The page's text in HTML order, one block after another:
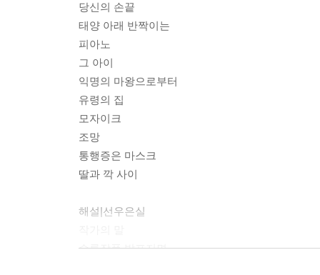
당신의 손끝
태양 아래 반짝이는
피아노
그 아이
익명의 마왕으로부터
유령의 집
모자이크
조망
통행증은 마스크
딸과 깍 사이
해설|선우은실
수록작품 발표지면